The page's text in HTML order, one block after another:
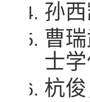
孙
曹
士
杭